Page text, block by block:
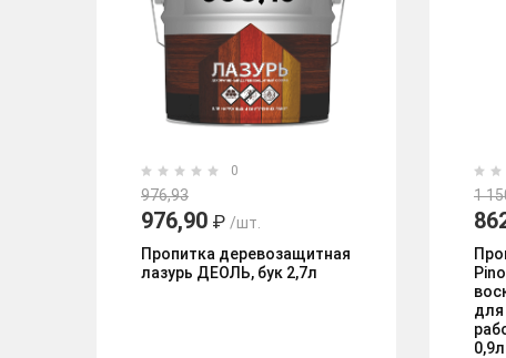
0
976,93
976,90 ₽ /шт.
Пропитка деревозащитная
лазурь ДЕОЛЬ, бук 2,7л
1
для
0,9л